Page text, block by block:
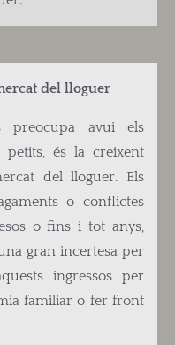
del lloguer
avui els
petits, és la creixent
del lloguer. Els
o conflictes
o fins i tot anys,
gran incertesa per
ingressos per
familiar o fer front